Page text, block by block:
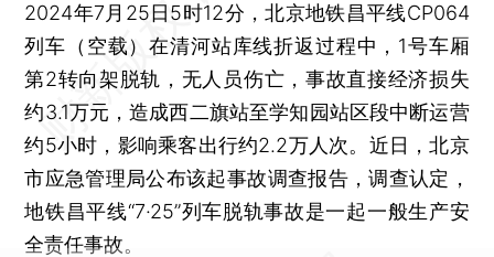
晨读荐闻（国内、国际、市场消息33条）
专项借款支持房票安置渐次落地 “房源超市”入围开发商盼回款
桥水联席CIO香港买房 为何近期多名外资高管入场置业？
小鹏汽车交付量重回正轨 三季度净亏损大幅改善
快手三季度日活破4亿 广告、电商GMV增速放缓
农夫山泉创始人钟睒睒炮轰直播电商 指责拼多多卷低价伤害产业
良品铺子陷“配料表造假”风波 监管部门称其产品合格
2024年7月25日5时12分，北京地铁昌平线CP064
列车（空载）在清河站库线折返过程中，1号车厢
第2转向架脱轨，无人员伤亡，事故直接经济损失
约3.1万元，造成西二旗站至学知园站区段中断运营
约5小时，影响乘客出行约2.2万人次。近日，北京
市应急管理局公布该起事故调查报告，调查认定，
地铁昌平线“7·25”列车脱轨事故是一起一般生产安
全责任事故。